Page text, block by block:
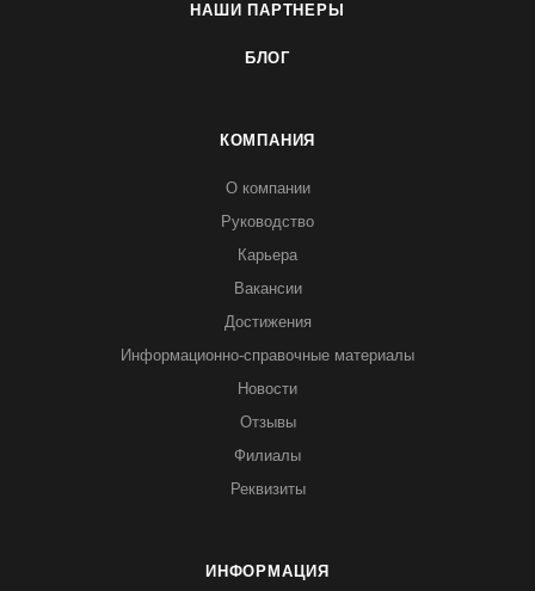
НАШИ ПАРТНЕРЫ
БЛОГ
КОМПАНИЯ
О компании
Руководство
Карьера
Вакансии
Достижения
Информационно-справочные материалы
Новости
Отзывы
Филиалы
Реквизиты
ИНФОРМАЦИЯ